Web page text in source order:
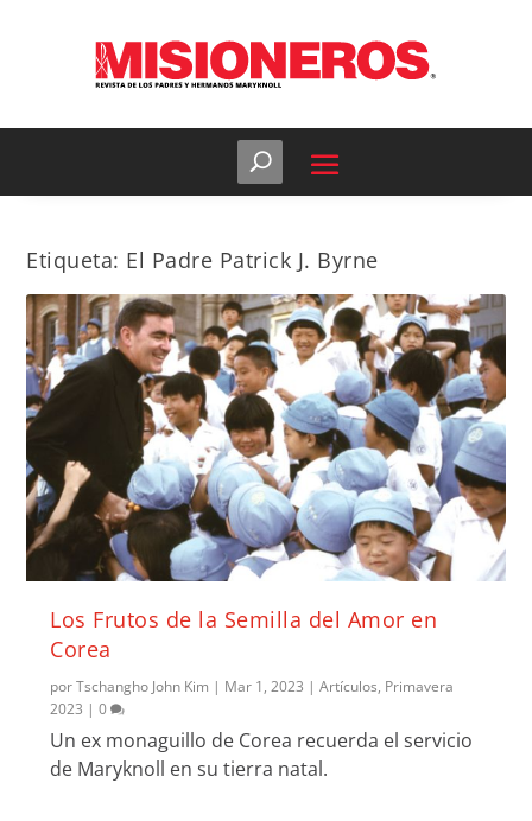
Etiqueta: El Padre Patrick J. Byrne
Los Frutos de la Semilla del Amor en
Corea
porTschangho John Kim | Mar 1, 2023 |Artículos, Primavera
2023 |0
Un ex monaguillo de Corea recuerda el servicio
de Maryknoll en su tierra natal.